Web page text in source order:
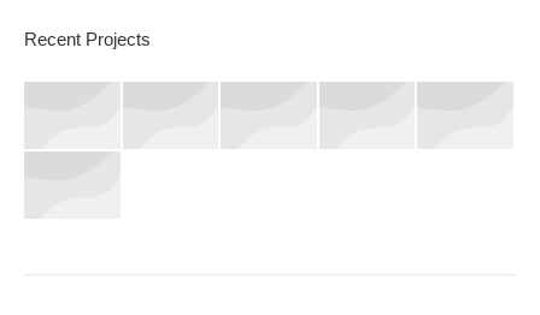
Recent Projects